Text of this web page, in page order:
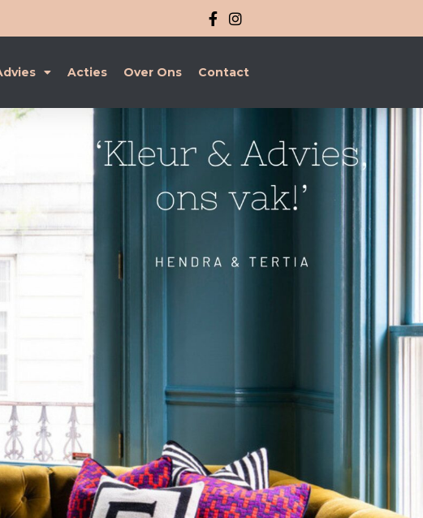
Acties Over Ons Contact